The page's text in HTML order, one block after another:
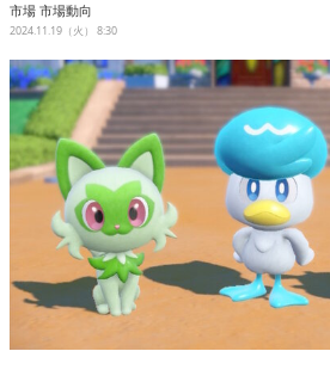
連載
イベント/セミナー
eスポーツ
市場 市場動向
2024.11.19（火） 8:30